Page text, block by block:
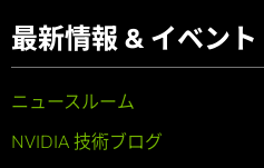
最新情報 & イベント
ニュースルーム
NVIDIA 技術ブログ